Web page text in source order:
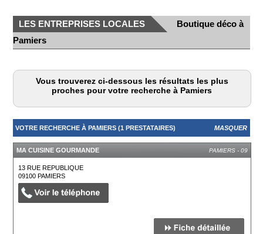
LES ENTREPRISES LOCALES
Boutique déco à
Pamiers
Vous trouverez ci-dessous les résultats les plus
proches pour votre recherche à Pamiers
VOTRE RECHERCHE À PAMIERS (1 PRESTATAIRES) MASQUER
MA CUISINE GOURMANDE PAMIERS - 09
13 RUE REPUBLIQUE
09100PAMIERS